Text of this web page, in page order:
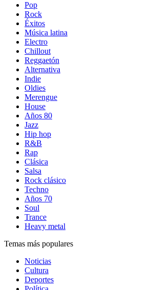
Pop
Rock
Éxitos
Música latina
Electro
Chillout
Reggaetón
Alternativa
Indie
Oldies
Merengue
House
Años 80
Jazz
Hip hop
R&B
Rap
Clásica
Salsa
Rock clásico
Techno
Años 70
Soul
Trance
Heavy metal
Temas más populares
Noticias
Cultura
Deportes